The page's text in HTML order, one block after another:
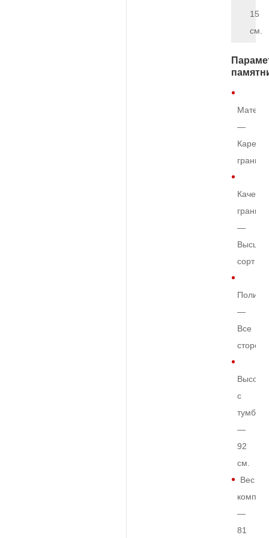
15
см.
—
гранит
гранита
—
Высший
сорт
—
Все
Высота
с
тумбой
—
92
см.
Вес
—
81